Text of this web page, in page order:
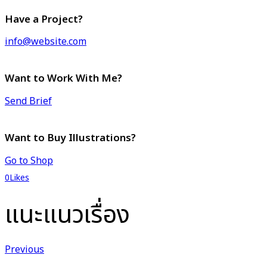
Have a Project?
info@website.com
Want to Work With Me?
Send Brief
Want to Buy Illustrations?
Go to Shop
0Likes
แนะแนวเรื่อง
Previous